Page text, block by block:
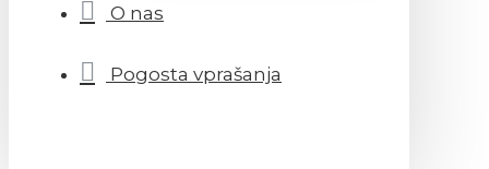
O nas
Pogosta vprašanja